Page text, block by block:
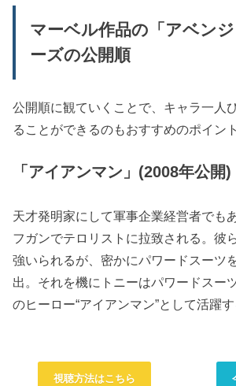
マーベル作品の「アベン
ーズの公開順
公開順に観ていくことで、キャラ一人
ることができるのもおすすめのポイン
「アイアンマン」(2008年公開)
天才発明家にして軍事企業経営者でも
フガンでテロリストに拉致される。彼
強いられるが、密かにパワードスーツ
出。それを機にトニーはパワードスー
のヒーロー“アイアンマン”として活躍す
視聴方法はこちら